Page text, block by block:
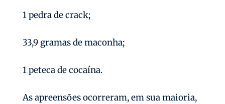
1 pedra de crack;
33,9 gramas de maconha;
1 peteca de cocaína.
As apreensões ocorreram, em sua maioria,